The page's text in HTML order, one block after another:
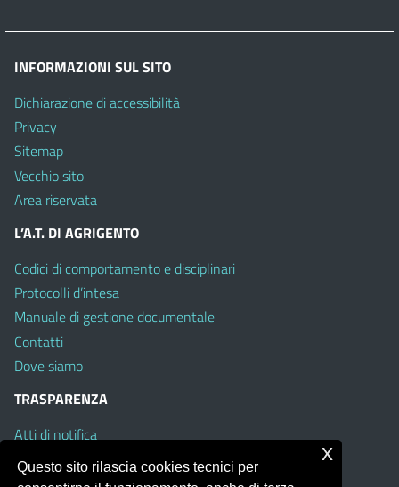
INFORMAZIONI SUL SITO
Dichiarazione di accessibilità
Privacy
Sitemap
Vecchio sito
Area riservata
L’A.T. DI AGRIGENTO
Codici di comportamento e disciplinari
Protocolli d’intesa
Manuale di gestione documentale
Contatti
Dove siamo
TRASPARENZA
Atti di notifica
Albo on line
Questo sito rilascia cookies tecnici per
x